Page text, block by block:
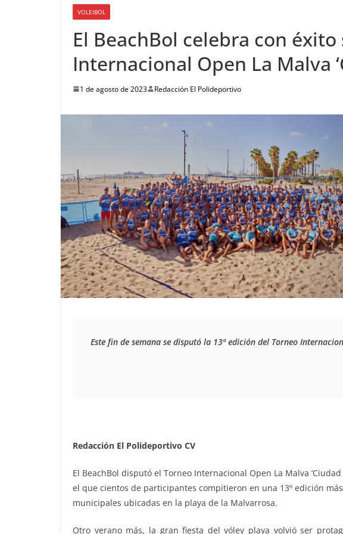
VOLEIBOL
El BeachBol celebra con éxito
Internacional Open La Malva
1 de agosto de 2023 Redacción El Polideportivo
Este fin de semana se disputó la 13º edición del Torneo
Redacción El Polideportivo CV
El BeachBol disputó el Torneo Internacional Open La Malva
el que cientos de participantes compitieron en una 13º edición
municipales ubicadas en la playa de la Malvarrosa.
Otro verano más, la gran fiesta del vóley playa volvió ser